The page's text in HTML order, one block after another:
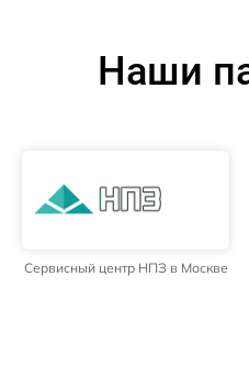
Наши
Сервисный центр НПЗ в Москве